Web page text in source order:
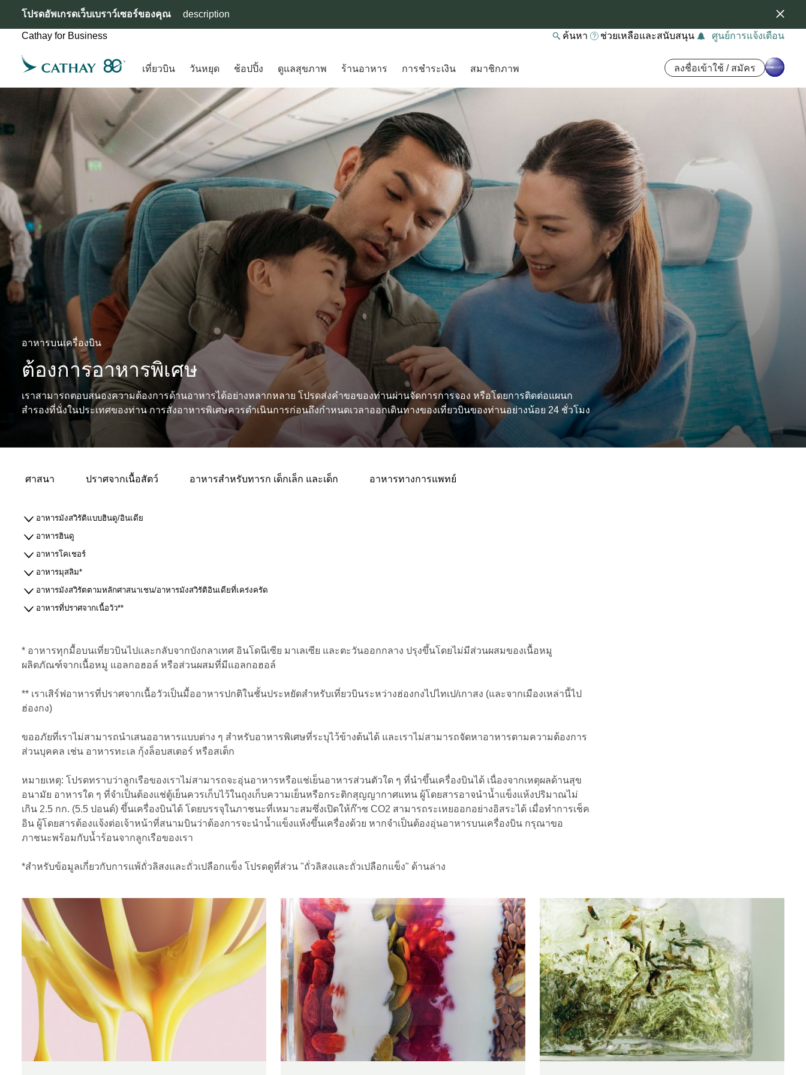
โปรดอัพเกรดเว็บเบราว์เซอร์ของคุณ description
Cathay for Business ค้นหา ช่วยเหลือและสนับสนุน ศูนย์การแจ้งเตือน
เที่ยวบิน วันหยุด ช้อปปิ้ง ดูแลสุขภาพ ร้านอาหาร การชำระเงิน สมาชิกภาพ ลงชื่อเข้าใช้ / สมัคร
อาหารบนเครื่องบิน
ต้องการอาหารพิเศษ
เราสามารถตอบสนองความต้องการด้านอาหารได้อย่างหลากหลาย โปรดส่งคำขอของท่านผ่านจัดการการจอง หรือโดยการติดต่อแผนก
สำรองที่นั่งในประเทศของท่าน การสั่งอาหารพิเศษควรดำเนินการก่อนถึงกำหนดเวลาออกเดินทางของเที่ยวบินของท่านอย่างน้อย 24 ชั่วโมง
ศาสนา ปราศจากเนื้อสัตว์ อาหารสำหรับทารก เด็กเล็ก และเด็ก อาหารทางการแพทย์
อาหารมังสวิรัติแบบฮินดู/อินเดีย
อาหารฮินดู
อาหารโคเชอร์
อาหารมุสลิม*
อาหารมังสวิรัตตามหลักศาสนาเชน/อาหารมังสวิรัติอินเดียที่เคร่งครัด
อาหารที่ปราศจากเนื้อวัว**
* อาหารทุกมื้อบนเที่ยวบินไปและกลับจากบังกลาเทศ อินโดนีเซีย มาเลเซีย และตะวันออกกลาง ปรุงขึ้นโดยไม่มีส่วนผสมของเนื้อหมู
ผลิตภัณฑ์จากเนื้อหมู แอลกอฮอล์ หรือส่วนผสมที่มีแอลกอฮอล์
** เราเสิร์ฟอาหารที่ปราศจากเนื้อวัวเป็นมื้ออาหารปกติในชั้นประหยัดสำหรับเที่ยวบินระหว่างฮ่องกงไปไทเป/เกาสง (และจากเมืองเหล่านี้ไป
ฮ่องกง)
ขออภัยที่เราไม่สามารถนำเสนออาหารแบบต่าง ๆ สำหรับอาหารพิเศษที่ระบุไว้ข้างต้นได้ และเราไม่สามารถจัดหาอาหารตามความต้องการ
ส่วนบุคคล เช่น อาหารทะเล กุ้งล็อบสเตอร์ หรือสเต็ก
หมายเหตุ: โปรดทราบว่าลูกเรือของเราไม่สามารถจะอุ่นอาหารหรือแช่เย็นอาหารส่วนตัวใด ๆ ที่นำขึ้นเครื่องบินได้ เนื่องจากเหตุผลด้านสุข
อนามัย อาหารใด ๆ ที่จำเป็นต้องแช่ตู้เย็นควรเก็บไว้ในถุงเก็บความเย็นหรือกระติกสุญญากาศแทน ผู้โดยสารอาจนำน้ำแข็งแห้งปริมาณไม่
เกิน 2.5 กก. (5.5 ปอนด์) ขึ้นเครื่องบินได้ โดยบรรจุในภาชนะที่เหมาะสมซึ่งเปิดให้ก๊าซ CO2 สามารถระเหยออกอย่างอิสระได้ เมื่อทำการเช็ค
อิน ผู้โดยสารต้องแจ้งต่อเจ้าหน้าที่สนามบินว่าต้องการจะนำน้ำแข็งแห้งขึ้นเครื่องด้วย หากจำเป็นต้องอุ่นอาหารบนเครื่องบิน กรุณาขอ
ภาชนะพร้อมกับน้ำร้อนจากลูกเรือของเรา
*สําหรับข้อมูลเกี่ยวกับการแพ้ถั่วลิสงและถั่วเปลือกแข็ง โปรดดูที่ส่วน "ถั่วลิสงและถั่วเปลือกแข็ง" ด้านล่าง